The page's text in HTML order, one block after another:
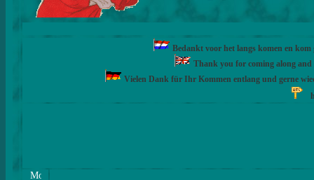
Bedankt voor het langs komen en
Thank you for coming along and
Vielen Dank für Ihr Kommen entlang und gerne